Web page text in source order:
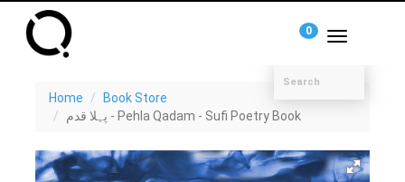
Toggle
0
Home
Book Store
پہلا قدم - Pehla Qadam - Sufi Poetry Book